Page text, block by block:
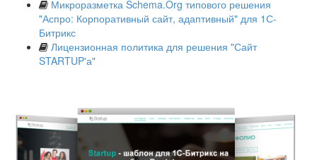
Микроразметка Schema.Org типового решения
"Аспро: Корпоративный сайт, адаптивный" для 1С-
Битрикс
Лицензионная политика для решения "Сайт
STARTUP'а"